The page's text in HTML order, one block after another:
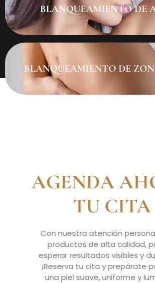
BLANQUEAMIENTO DE
BLANQUEAMIENTO DE
AGENDA
TU CITA
Con nuestra atención
productos de alta calidad,
esperar resultados visibles y
¡Reserva tu cita y prepárate
una piel suave, uniforme y